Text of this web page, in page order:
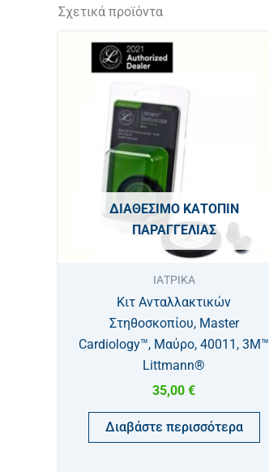
Σχετικά προϊόντα
ΔΙΑΘΈΣΙΜΟ ΚΑΤΌΠΙΝ
ΠΑΡΑΓΓΕΛΊΑΣ
ΙΑΤΡΙΚΑ
Κιτ Ανταλλακτικών
Στηθοσκοπίου, Master
Cardiology™, Μαύρο, 40011, 3M™
Littmann®
35,00 €
Διαβάστε περισσότερα